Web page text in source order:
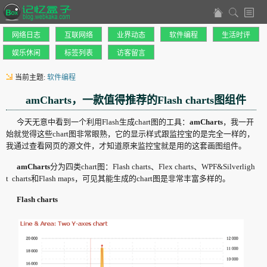
网络日志 互联网络 业界动态 软件编程 生活时评
娱乐休闲 标签列表 访客留言
当前主题: 软件编程
amCharts，一款值得推荐的Flash charts图组件
今天无意中看到一个利用Flash生成chart图的工具： amCharts，我一开
始就觉得这些chart图非常眼熟，它的显示样式跟监控宝的是完全一样的，
我通过查看网页的源文件，才知道原来监控宝就是用的这套画图组件。
amCharts分为四类chart图：Flash charts、Flex charts、WPF&Silverligh
t charts和Flash maps，可见其能生成的chart图是非常丰富多样的。
Flash charts